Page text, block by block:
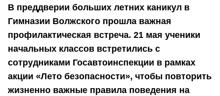
В преддверии больших летних каникул в
Гимназии Волжского прошла важная
профилактическая встреча. 21 мая ученики
начальных классов встретились с
сотрудниками Госавтоинспекции в рамках
акции «Лето безопасности», чтобы повторить
жизненно важные правила поведения на